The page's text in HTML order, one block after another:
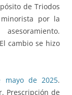
de Triodos
por la
cambio se hizo
mayo de 2025.
Prescripción de